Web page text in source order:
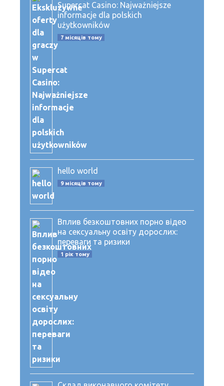
Supercat Casino: Najważniejsze
informacje dla polskich
użytkowników
7 місяців тому
hello world
9 місяців тому
Вплив безкоштовних порно відео
на сексуальну освіту дорослих:
переваги та ризики
1 рік тому